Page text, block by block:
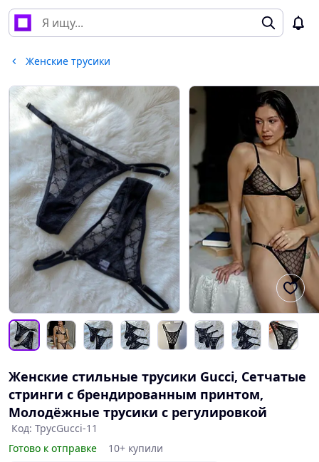
Женские трусики
Женские стильные трусики Gucci, Сетчатые
стринги с брендированным принтом,
Молодёжные трусики с регулировкой
Код: ТрусGucci-11
Готово к отправке
10+ купили